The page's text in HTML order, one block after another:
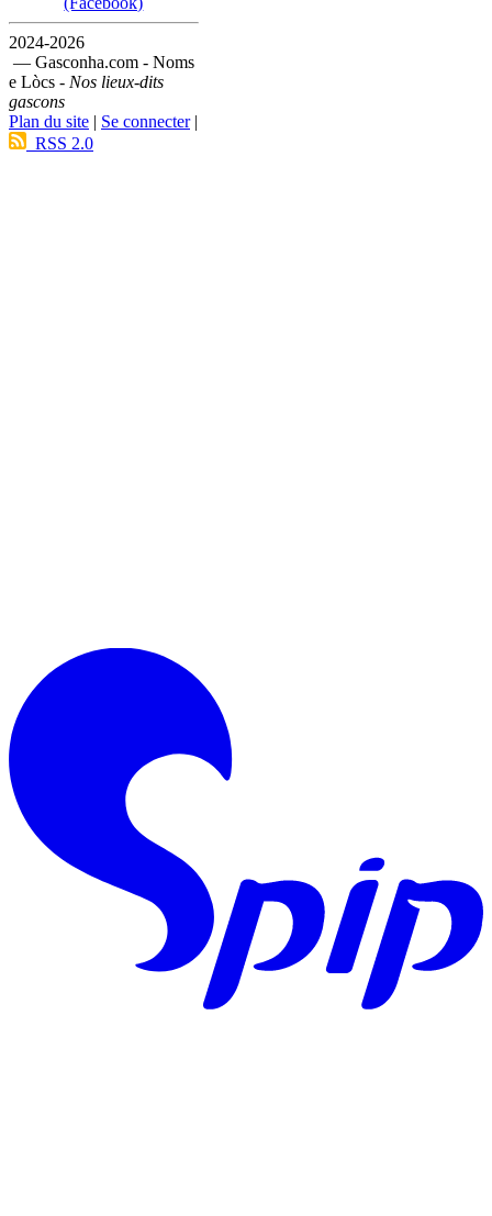
2024-2026
— Gasconha.com - Noms
e Lòcs - Nos lieux-dits
gascons
Plan du site | Se connecter|
RSS 2.0